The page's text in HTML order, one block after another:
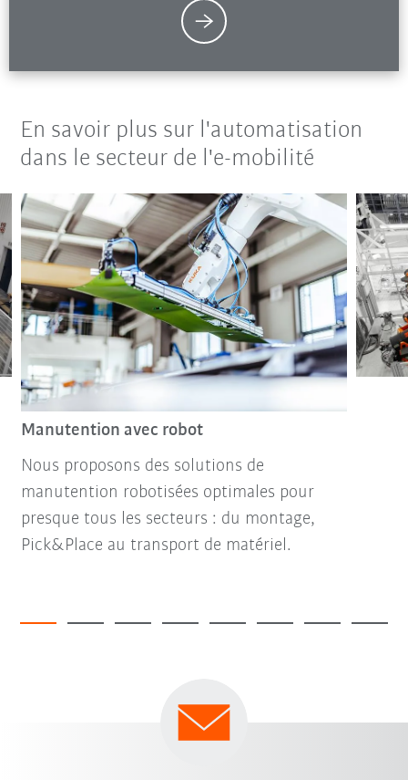
En savoir plus sur l'automatisation
dans le secteur de l'e-mobilité
Manutention avec robot
Nous proposons des solutions de
manutention robotisées optimales pour
presque tous les secteurs : du montage,
Pick&Place au transport de matériel.